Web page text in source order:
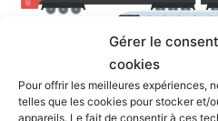
Gérer le
cookies
Pour offrir les meilleures expériences,
telles que les cookies pour stocker et/
appareils. Le fait de consentir à ces
Un.e psychologue agréé.e